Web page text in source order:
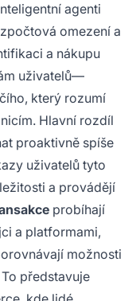
agenti
omezení a
a nákupu
uživatelů—
který rozumí
Hlavní rozdíl
proaktivně spíše
uživatelů tyto
a provádějí
probíhají
a platformami,
možnosti
To představuje